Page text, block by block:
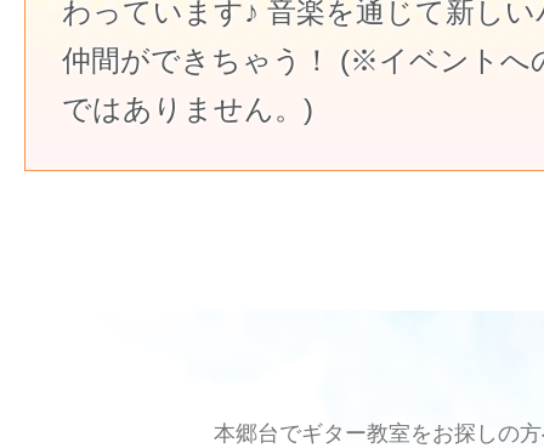
わっています♪ 音楽を通じて新し
仲間ができちゃう！
(※イベントへ
ではありません。)
本郷台でギター教室をお探しの